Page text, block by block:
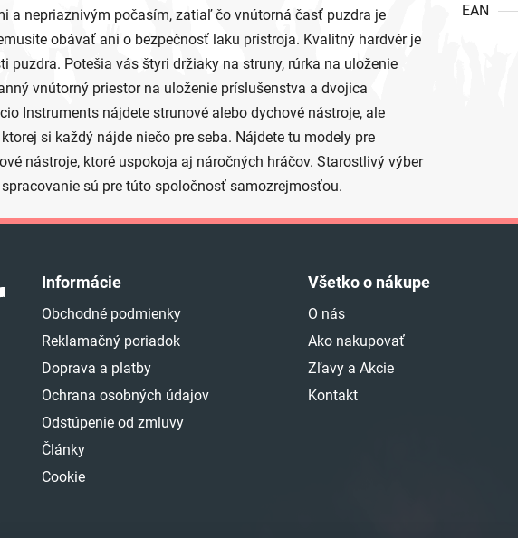
a nepriaznivým počasím, zatiaľ čo vnútorná časť puzdra je
obávať ani o bezpečnosť laku prístroja. Kvalitný hardvér je
puzdra. Potešia vás štyri držiaky na struny, rúrka na uloženie
vnútorný priestor na uloženie príslušenstva a dvojica
Instruments nájdete strunové alebo dychové nástroje, ale
si každý nájde niečo pre seba. Nájdete tu modely pre
nástroje, ktoré uspokoja aj náročných hráčov. Starostlivý výber
sú pre túto spoločnosť samozrejmosťou.
EAN
Informácie
Obchodné podmienky
Reklamačný poriadok
Doprava a platby
Ochrana osobných údajov
Odstúpenie od zmluvy
Články
Cookie
Všetko o nákupe
O nás
Ako nakupovať
Zľavy a Akcie
Kontakt